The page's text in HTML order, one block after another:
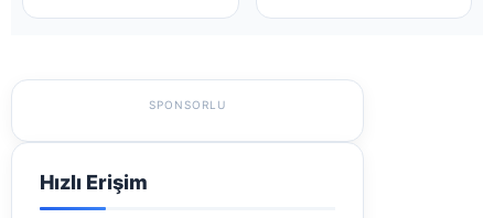
SPONSORLU
Hızlı Erişim